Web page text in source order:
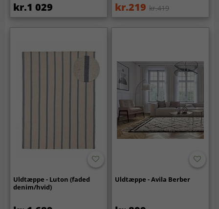
kr.1 029 kr.219 kr.419
Uldtæppe - Luton (faded
denim/hvid)
Uldtæppe - Avila Berber